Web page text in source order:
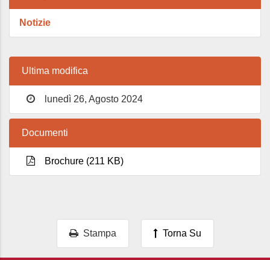
Notizie
Ultima modifica
lunedì 26, Agosto 2024
Documenti
Brochure (211 KB)
Stampa Torna Su